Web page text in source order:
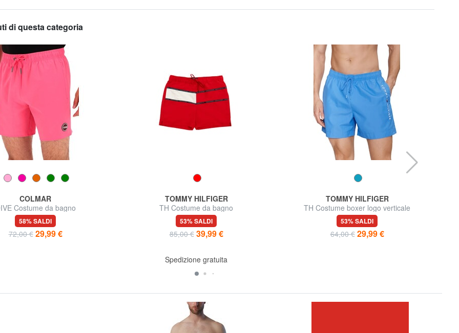
di questa categoria
COLMAR
Costume da bagno
58% SALDI
72,00 € 29,99 €
TOMMY HILFIGER
TH Costume da bagno
53% SALDI
85,00 € 39,99 €
Spedizione gratuita
TOMMY HILFIGER
TH Costume boxer logo verticale
53% SALDI
64,00 € 29,99 €